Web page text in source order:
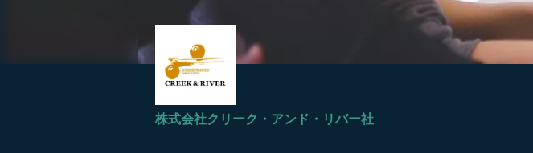
株式会社クリーク・アンド・リバー社